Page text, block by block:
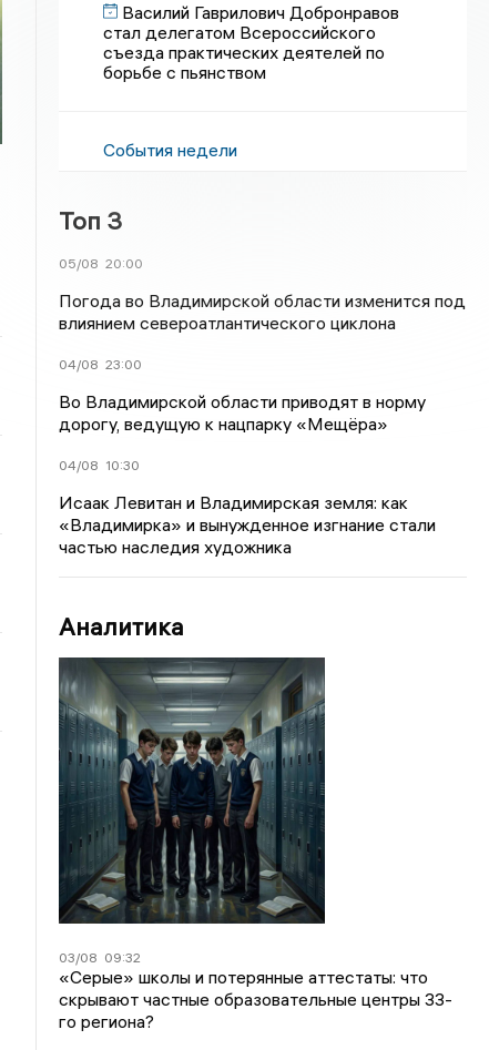
Василий Гаврилович Добронравов
стал делегатом Всероссийского
съезда практических деятелей по
борьбе с пьянством
События недели
Топ 3
05/08 20:00
Погода во Владимирской области изменится под
влиянием североатлантического циклона
04/08 23:00
Во Владимирской области приводят в норму
дорогу, ведущую к нацпарку «Мещёра»
04/08 10:30
Исаак Левитан и Владимирская земля: как
«Владимирка» и вынужденное изгнание стали
частью наследия художника
Аналитика
03/08 09:32
«Серые» школы и потерянные аттестаты: что
скрывают частные образовательные центры 33-
го региона?